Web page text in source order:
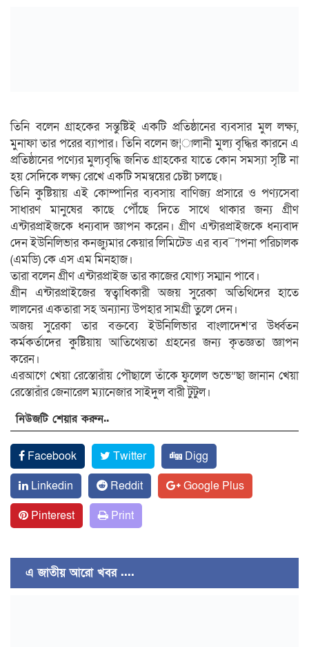
তিনি বলেন গ্রাহকের সন্তুষ্টিই একটি প্রতিষ্ঠানের ব্যবসার মুল লক্ষ্য,
মুনাফা তার পরের ব্যাপার। তিনি বলেন জ¦ালানী মুল্য বৃদ্ধির কারনে এ
প্রতিষ্ঠানের পণ্যের মুল্যবৃদ্ধি জনিত গ্রাহকের যাতে কোন সমস্যা সৃষ্টি না
হয় সেদিকে লক্ষ্য রেখে একটি সমন্বয়ের চেষ্টা চলছে।
তিনি কুষ্টিয়ায় এই কোম্পানির ব্যবসায় বাণিজ্য প্রসারে ও পণ্যসেবা
সাধারণ মানুষের কাছে পৌঁছে দিতে সাথে থাকার জন্য গ্রীণ
এন্টারপ্রাইজকে ধন্যবাদ জ্ঞাপন করেন। গ্রীণ এন্টারপ্রাইজকে ধন্যবাদ
দেন ইউনিলিভার কনজ্যুমার কেয়ার লিমিটেড এর ব্যব¯’াপনা পরিচালক
(এমডি) কে এস এম মিনহাজ।
তারা বলেন গ্রীণ এন্টারপ্রাইজ তার কাজের যোগ্য সম্মান পাবে।
গ্রীন এন্টারপ্রাইজের স্বত্বাধিকারী অজয় সুরেকা অতিথিদের হাতে
লালনের একতারা সহ অন্যান্য উপহার সামগ্রী তুলে দেন।
অজয় সুরেকা তার বক্তব্যে ইউনিলিভার বাংলাদেশ’র উর্ধ্বতন
কর্মকর্তাদের কুষ্টিয়ায় আতিথেয়তা গ্রহনের জন্য কৃতজ্ঞতা জ্ঞাপন
করেন।
এরআগে খেয়া রেস্তোরাঁয় পৌছালে তাঁকে ফুলেল শুভে”ছা জানান খেয়া
রেস্তোরাঁর জেনারেল ম্যানেজার সাইদুল বারী টুটুল।
নিউজটি শেয়ার করুন..
Facebook Twitter
Digg
Linkedin
Reddit
Google Plus
Pinterest
Print
এ জাতীয় আরো খবর ....